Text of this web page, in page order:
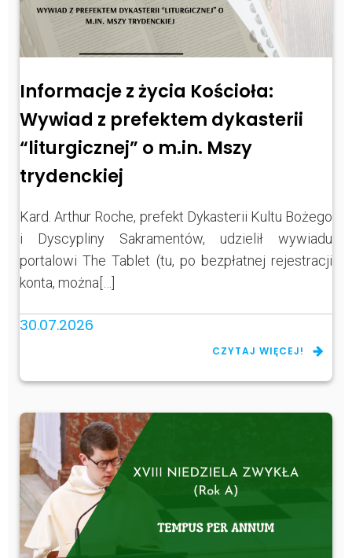
Informacje z życia Kościoła:
Wywiad z prefektem dykasterii
“liturgicznej” o m.in. Mszy
trydenckiej
Kard. Arthur Roche, prefekt Dykasterii Kultu Bożego
i Dyscypliny Sakramentów, udzielił wywiadu
portalowi The Tablet (tu, po bezpłatnej rejestracji
konta, można[…]
30.07.2026
CZYTAJ WIĘCEJ!